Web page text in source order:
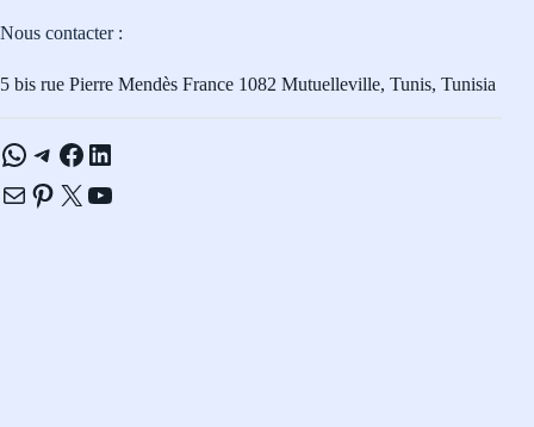
Nous contacter :
5 bis rue Pierre Mendès France 1082 Mutuelleville, Tunis, Tunisia
WhatsApp
Telegram
Facebook
LinkedIn
E-mailPinterest
X YouTube